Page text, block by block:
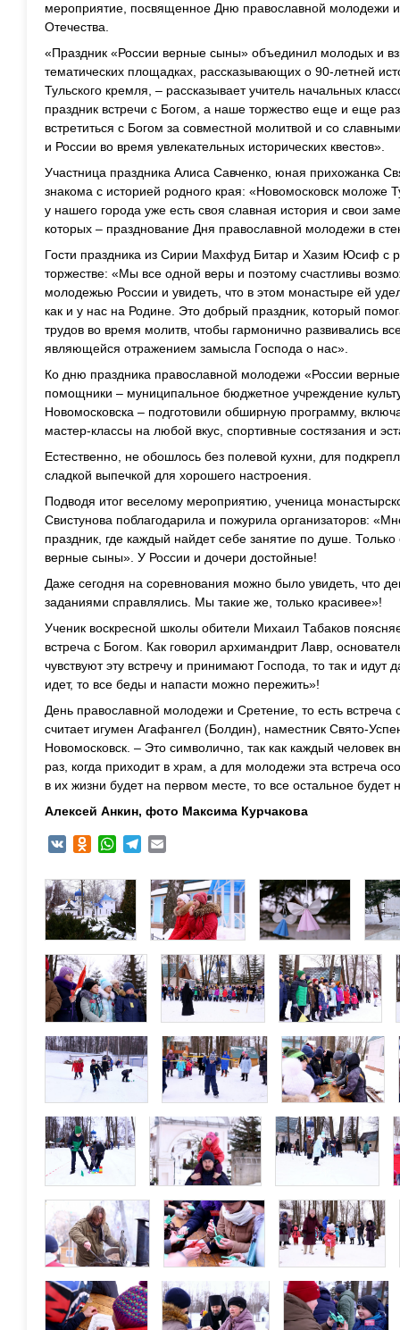
мероприятие, посвященное Дню православной молодежи
Отечества.
«Праздник «России верные сыны» объединил молодых и
тематических площадках, рассказывающих о 90-летней
Тульского кремля, – рассказывает учитель начальных
праздник встречи с Богом, а наше торжество еще и еще
встретиться с Богом за совместной молитвой и со
и России во время увлекательных исторических квестов».
Участница праздника Алиса Савченко, юная прихожанка
знакома с историей родного края: «Новомосковск моложе
у нашего города уже есть своя славная история и свои
которых – празднование Дня православной молодежи в
Гости праздника из Сирии Махфуд Битар и Хазим Юсиф с
торжестве: «Мы все одной веры и поэтому счастливы
молодежью России и увидеть, что в этом монастыре ей
как и у нас на Родине. Это добрый праздник, который
трудов во время молитв, чтобы гармонично развивались
являющейся отражением замысла Господа о нас».
Ко дню праздника православной молодежи «России
помощники – муниципальное бюджетное учреждение
Новомосковска – подготовили обширную программу,
мастер-классы на любой вкус, спортивные состязания и
Естественно, не обошлось без полевой кухни, для
сладкой выпечкой для хорошего настроения.
Подводя итог веселому мероприятию, ученица
Свистунова поблагодарила и пожурила организаторов:
праздник, где каждый найдет себе занятие по душе.
верные сыны». У России и дочери достойные!
Даже сегодня на соревнования можно было увидеть, что
заданиями справлялись. Мы такие же, только красивее»!
Ученик воскресной школы обители Михаил Табаков
встреча с Богом. Как говорил архимандрит Лавр,
чувствуют эту встречу и принимают Господа, то так и идут
идет, то все беды и напасти можно пережить»!
День православной молодежи и Сретение, то есть
считает игумен Агафангел (Болдин), наместник Свято-
Новомосковск. – Это символично, так как каждый человек
раз, когда приходит в храм, а для молодежи эта встреча
в их жизни будет на первом месте, то все остальное будет
Алексей Анкин, фото Максима Курчакова
VK Odnoklassniki
WhatsAppTelegram